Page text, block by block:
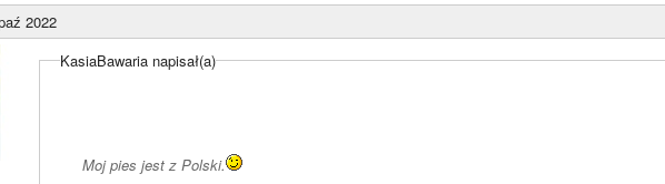
2022
KasiaBawaria napisał(a)
Moj pies jest z Polski.